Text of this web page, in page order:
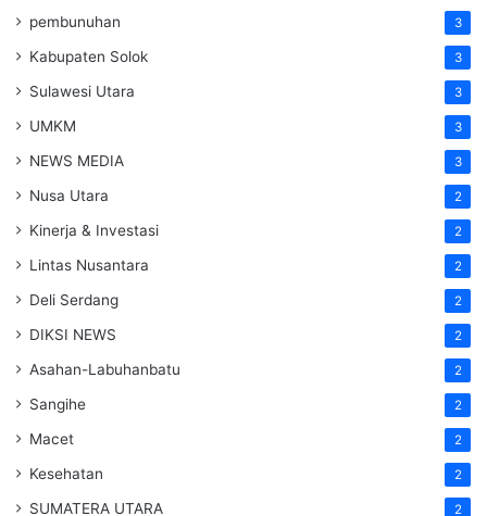
pembunuhan 3
Kabupaten Solok 3
Sulawesi Utara 3
UMKM 3
NEWS MEDIA 3
Nusa Utara 2
Kinerja & Investasi 2
Lintas Nusantara 2
Deli Serdang 2
DIKSI NEWS 2
Asahan-Labuhanbatu 2
Sangihe 2
Macet 2
Kesehatan 2
SUMATERA UTARA 2